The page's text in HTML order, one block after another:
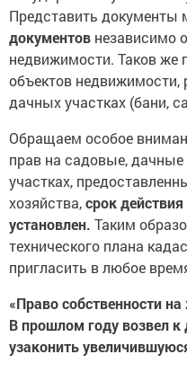
Представить документы
документов независимо
недвижимости. Таков же
объектов
дачных участках (бани,
Обращаем особое
прав на садовые,
участках,
хозяйства,срок
установлен. Таким
технического плана
пригласить в любое
«Право собственности
В прошлом году возвел к
узаконить